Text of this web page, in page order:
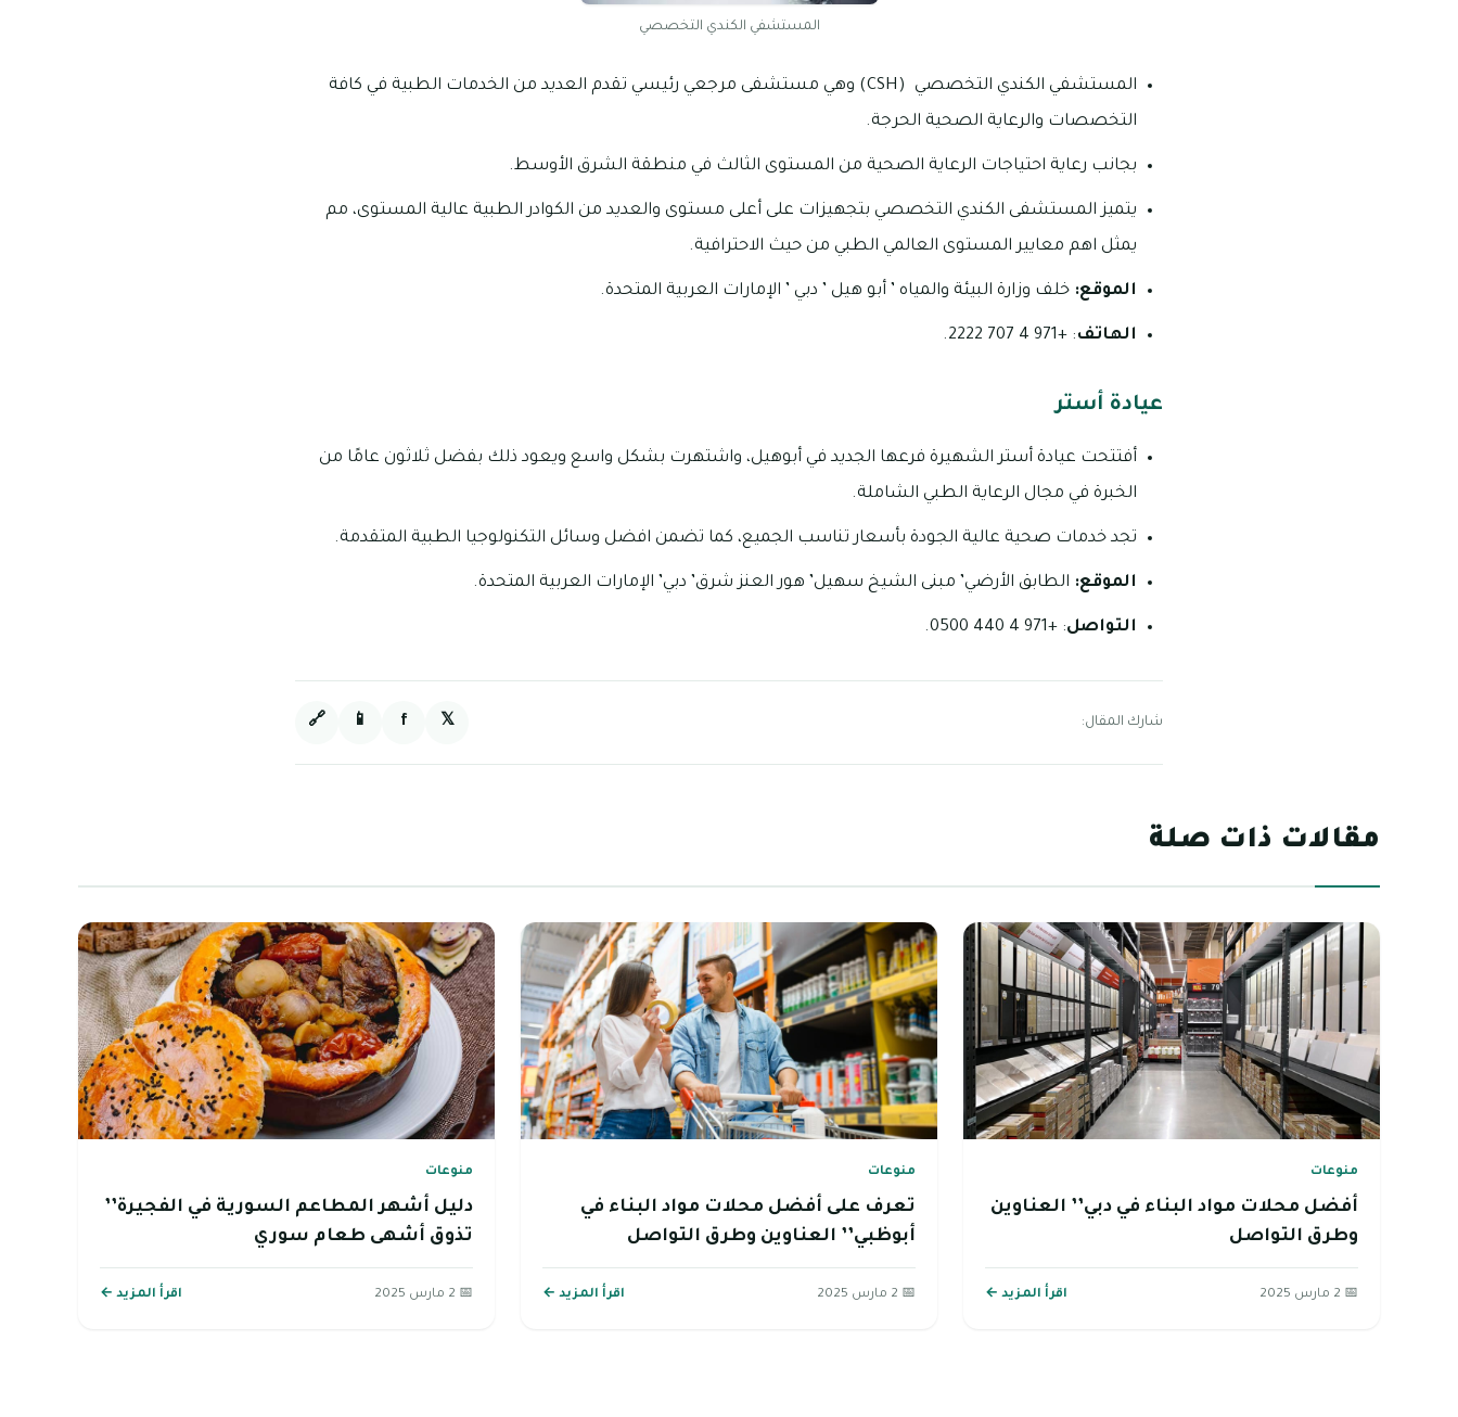
المستشفي الكندي التخصصي
المستشفي الكندي التخصصي (CSH) وهي مستشفى مرجعي رئيسي تقدم العديد من الخدمات الطبية في كافة
التخصصات والرعاية الصحية الحرجة.
بجانب رعاية احتياجات الرعاية الصحية من المستوى الثالث في منطقة الشرق الأوسط.
يتميز المستشفى الكندي التخصصي بتجهيزات على أعلى مستوى والعديد من الكوادر الطبية عالية المستوى، مم
يمثل اهم معايير المستوى العالمي الطبي من حيث الاحترافية.
الموقع: خلف وزارة البيئة والمياه ’ أبو هيل ’ دبي ’ الإمارات العربية المتحدة.
الهاتف: +971 4 707 2222.
عيادة أستر
أفتتحت عيادة أستر الشهيرة فرعها الجديد في أبوهيل، واشتهرت بشكل واسع ويعود ذلك بفضل ثلاثون عامًا من
الخبرة في مجال الرعاية الطبي الشاملة.
تجد خدمات صحية عالية الجودة بأسعار تناسب الجميع، كما تضمن افضل وسائل التكنولوجيا الطبية المتقدمة.
الموقع: الطابق الأرضي’ مبنى الشيخ سهيل’ هور العنز شرق’ دبي’ الإمارات العربية المتحدة.
التواصل: +971 4 440 0500.
شارك المقال: 𝕏
f
📱
🔗
مقالات ذات صلة
منوعات
أفضل محلات مواد البناء في دبي’’ العناوين
وطرق التواصل
📅 2 مارس 2025 اقرأ المزيد ←
منوعات
تعرف على أفضل محلات مواد البناء في
أبوظبي’’ العناوين وطرق التواصل
📅 2 مارس 2025 اقرأ المزيد ←
منوعات
دليل أشهر المطاعم السورية في الفجيرة’’
تذوق أشهى طعام سوري
📅 2 مارس 2025 اقرأ المزيد ←